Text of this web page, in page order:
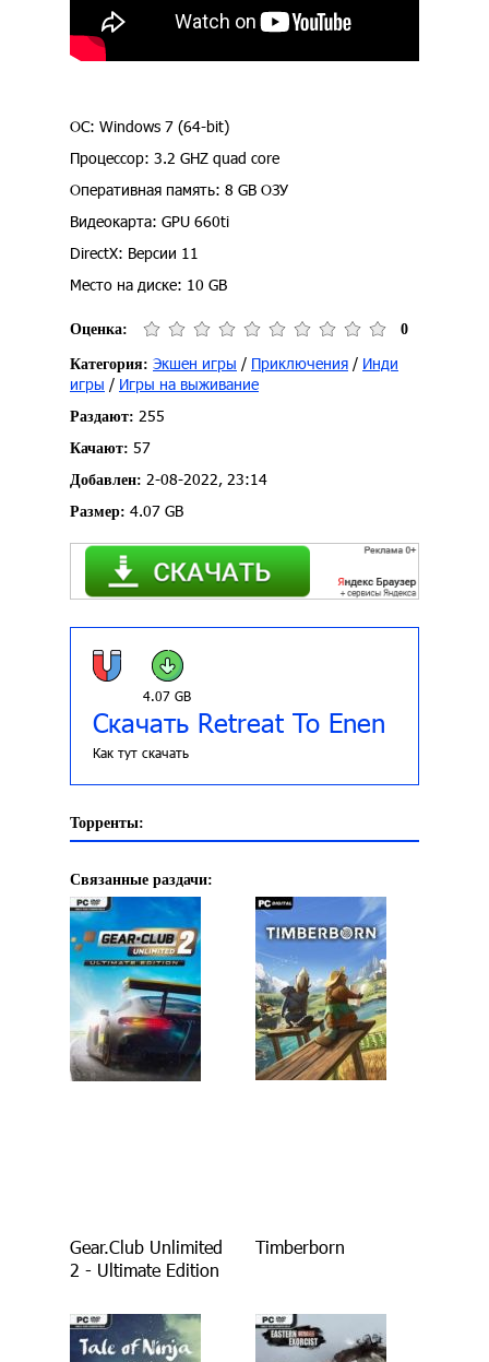
ОС: Windows 7 (64-bit)
Процессор: 3.2 GHZ quad core
Оперативная память: 8 GB ОЗУ
Видеокарта: GPU 660ti
DirectX: Версии 11
Место на диске: 10 GB
Оценка: 0
Категория: Экшен игры / Приключения / Инди
игры / Игры на выживание
Раздают: 255
Качают: 57
Добавлен: 2-08-2022, 23:14
Размер: 4.07 GB
4.07 GB
Скачать Retreat To Enen
Как тут скачать
Торренты:
Связанные раздачи:
Gear.Club Unlimited
2 - Ultimate Edition
Timberborn